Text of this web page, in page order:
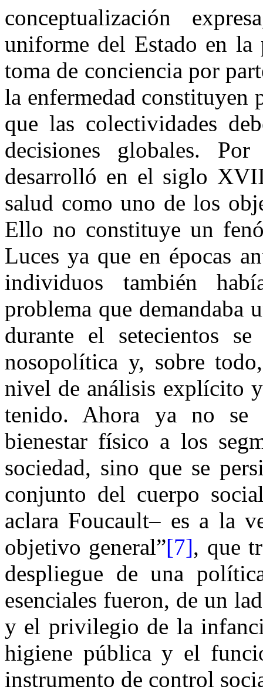
conceptualización
uniforme del Estado en
toma de conciencia por
la enfermedad constituyen
que las colectividades
decisiones globales.
desarrolló en el siglo
salud como uno de los
Ello no constituye un
Luces ya que en épocas
individuos también
problema que demandaba
durante el setecientos
nosopolítica y, sobre
nivel de análisis explícito
tenido. Ahora ya no se
bienestar físico a los
sociedad, sino que se
conjunto del cuerpo
aclara Foucault– es a la
objetivo general”[7], que
despliegue de una
esenciales fueron, de un
y el privilegio de la
higiene pública y el
instrumento de control